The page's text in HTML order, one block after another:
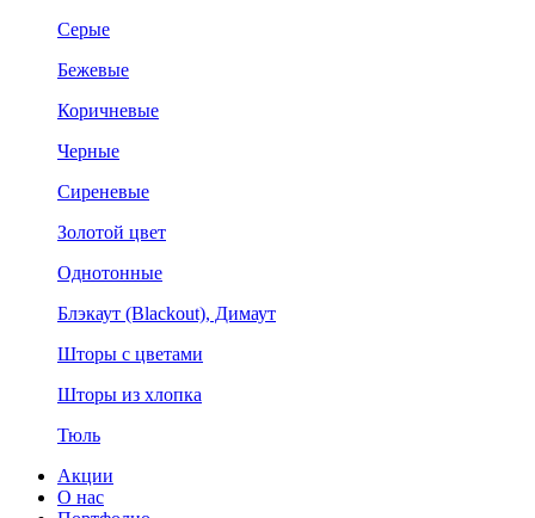
Серые
Бежевые
Коричневые
Черные
Сиреневые
Золотой цвет
Однотонные
Блэкаут (Blackout), Димаут
Шторы с цветами
Шторы из хлопка
Тюль
Акции
О нас